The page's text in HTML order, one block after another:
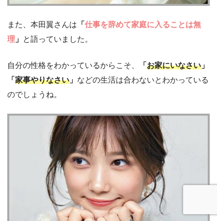
また、本田翼さんは 「 仕事を辞めて家庭に入ることは無
理 」 と語っていました。
自分の性格をわかっているからこそ、 「 お家にいなさい 」
「 家事やりなさい 」 などの生活は合わないとわかっている
のでしょうね。